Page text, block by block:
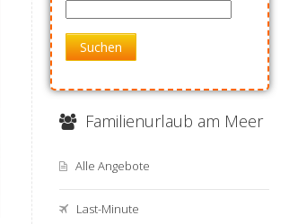
Suchen
Familienurlaub am Meer
Alle Angebote
Last-Minute